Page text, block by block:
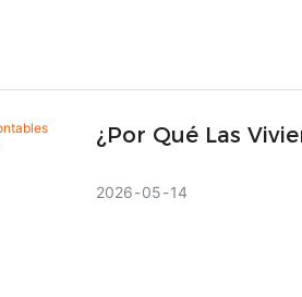
¿Por Qué Las
2026 05 14